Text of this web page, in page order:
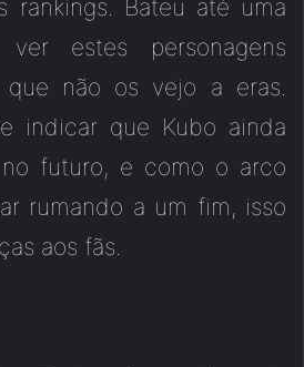
rankings. Bateu até uma
estes personagens
que não os vejo a eras.
indicar que Kubo ainda
futuro, e como o arco
rumando a um fim, isso
aos fãs.